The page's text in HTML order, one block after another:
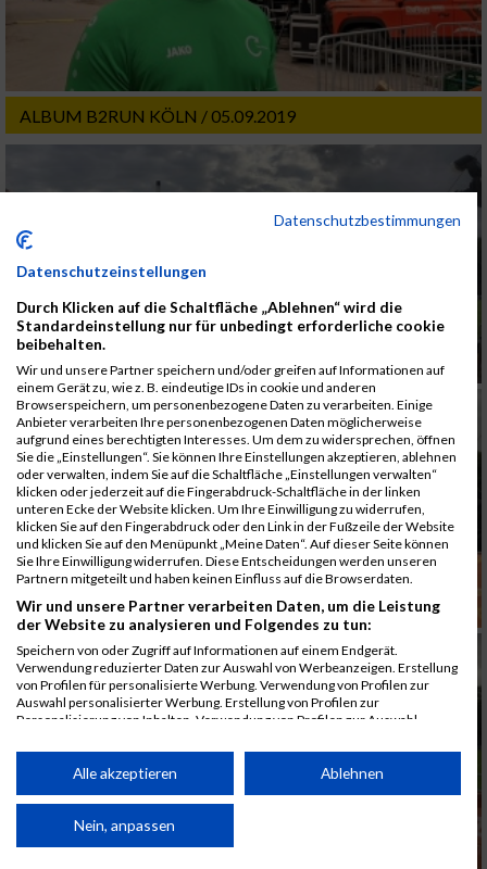
ALBUM B2RUN KÖLN / 05.09.2019
Datenschutzbestimmungen
Datenschutzeinstellungen
Durch Klicken auf die Schaltfläche „Ablehnen“ wird die
Standardeinstellung nur für unbedingt erforderliche cookie
beibehalten.
Wir und unsere Partner speichern und/oder greifen auf Informationen auf
einem Gerät zu, wie z. B. eindeutige IDs in cookie und anderen
Browserspeichern, um personenbezogene Daten zu verarbeiten. Einige
Anbieter verarbeiten Ihre personenbezogenen Daten möglicherweise
aufgrund eines berechtigten Interesses. Um dem zu widersprechen, öffnen
Sie die „Einstellungen“. Sie können Ihre Einstellungen akzeptieren, ablehnen
oder verwalten, indem Sie auf die Schaltfläche „Einstellungen verwalten“
klicken oder jederzeit auf die Fingerabdruck-Schaltfläche in der linken
unteren Ecke der Website klicken. Um Ihre Einwilligung zu widerrufen,
klicken Sie auf den Fingerabdruck oder den Link in der Fußzeile der Website
und klicken Sie auf den Menüpunkt „Meine Daten“. Auf dieser Seite können
Sie Ihre Einwilligung widerrufen. Diese Entscheidungen werden unseren
Partnern mitgeteilt und haben keinen Einfluss auf die Browserdaten.
Wir und unsere Partner verarbeiten Daten, um die Leistung
der Website zu analysieren und Folgendes zu tun:
Speichern von oder Zugriff auf Informationen auf einem Endgerät.
Verwendung reduzierter Daten zur Auswahl von Werbeanzeigen. Erstellung
von Profilen für personalisierte Werbung. Verwendung von Profilen zur
Auswahl personalisierter Werbung. Erstellung von Profilen zur
Personalisierung von Inhalten. Verwendung von Profilen zur Auswahl
Performance von Inhalten. Analyse von Zielgruppen durch Statistiken oder
Kombinationen von Daten aus verschiedenen Quellen. Entwicklung und
von Inhalten.
Daten können außerhalb der Europäischen Union weitergegeben und in die
Alle akzeptieren Ablehnen
Nein, anpassen